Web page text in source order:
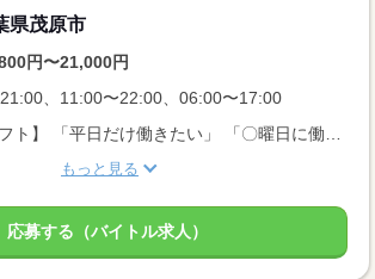
県茂原市
円〜21,000円
、11:00〜22:00、06:00〜17:00
【自己申告シフト】 「平日だけ働きたい」 「〇曜日に働きたい」 など、働き方は自分で選べます。 曜日・時間についてのご希望も 面談の際に教えてくださいね。 ※こちらは中型以上のお仕事の例です
もっと見る
応募する（バイトル求人）